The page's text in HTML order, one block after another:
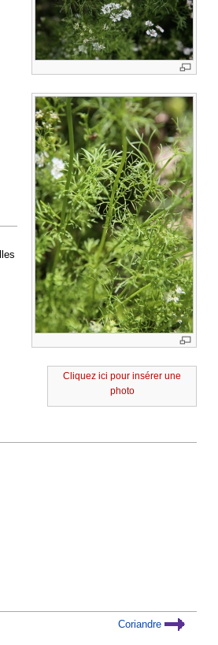
Cliquez ici pour insérer une
photo
Coriandre